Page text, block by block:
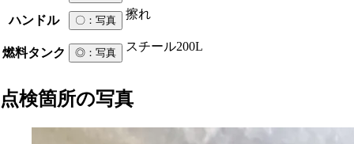
ハンドル 〇 ：写真 擦れ
燃料タンク ◎ ：写真 スチール200L
点検箇所の写真